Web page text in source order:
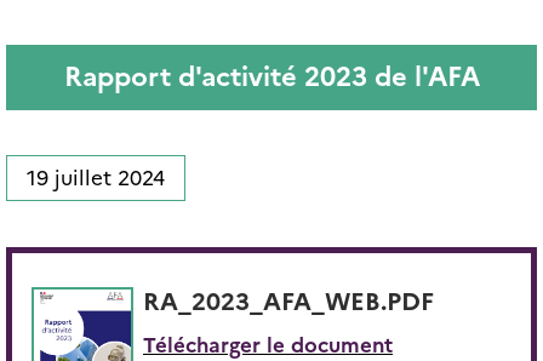
Rapport d'activité 2023 de l'AFA
19 juillet 2024
RA_2023_AFA_WEB.PDF
Télécharger le document